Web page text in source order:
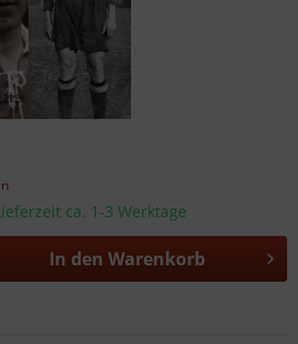
ca. 1-3 Werktage
In den Warenkorb